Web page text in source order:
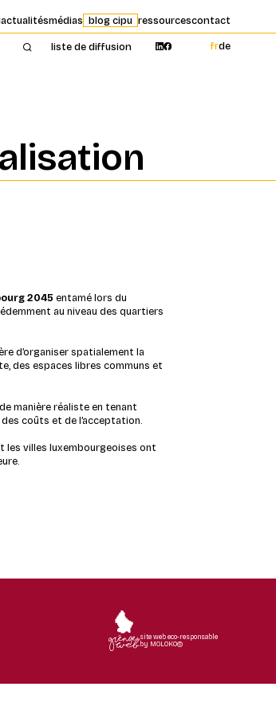
actualitésmédias blog cipu ressourcescontact
liste de diffusion frde
2045 entamé lors du
au niveau des quartiers
d’organiser spatialement la
des espaces libres communs et
manière réaliste en tenant
coûts et de l’acceptation.
les villes luxembourgeoises ont
site web eco-responsable
by MOLOKO©